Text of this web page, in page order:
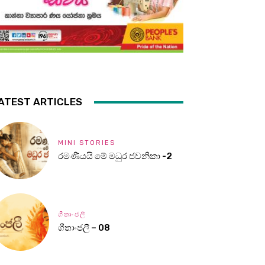
ARTICLES
MINI STORIES
රමණීයයි මේ මධුර ජවනිකා -2
ගීතාංජලී
ගීතාංජලී – 08